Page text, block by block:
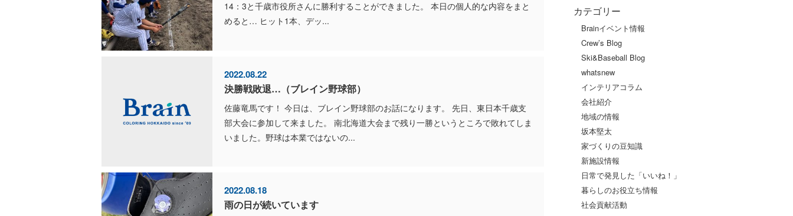
14：3と千歳市役所さんに勝利することができました。 本日の個人的な内容をまと
めると… ヒット1本、デッ...
2022.08.22
決勝戦敗退…（ブレイン野球部）
佐藤竜馬です！ 今日は、ブレイン野球部のお話になります。 先日、東日本千歳支
部大会に参加して来ました。 南北海道大会まで残り一勝というところで敗れてしま
いました。野球は本業ではないの...
2022.08.18
雨の日が続いています
カテゴリー
Brainイベント情報
Crew’s Blog
Ski&Baseball Blog
whatsnew
インテリアコラム
会社紹介
地域の情報
坂本堅太
家づくりの豆知識
新施設情報
日常で発見した「いいね！」
暮らしのお役立ち情報
社会貢献活動